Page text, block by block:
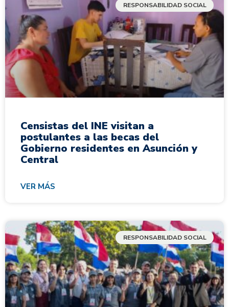
RESPONSABILIDAD SOCIAL
Censistas del INE visitan a
postulantes a las becas del
Gobierno residentes en Asunción y
Central
VER MÁS
RESPONSABILIDAD SOCIAL